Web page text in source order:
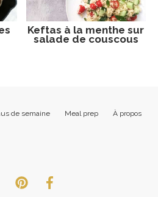
Keftas à la menthe sur
salade de couscous
de semaine Meal prep À propos